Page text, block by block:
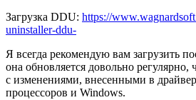
Загрузка DDU: https://
uninstaller-ddu-
Я всегда рекомендую вам загрузить
она обновляется довольно регулярно,
с изменениями, внесенными в
процессоров и Windows.